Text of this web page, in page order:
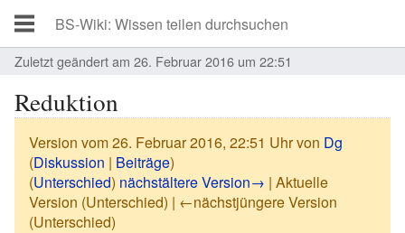
Zuletzt geändert am 26. Februar 2016 um 22:51
Reduktion
Version vom 26. Februar 2016, 22:51 Uhr von Dg
(Diskussion | Beiträge)
(Unterschied) nächstältere Version→ | Aktuelle
Version (Unterschied) | ←nächstjüngere Version
(Unterschied)